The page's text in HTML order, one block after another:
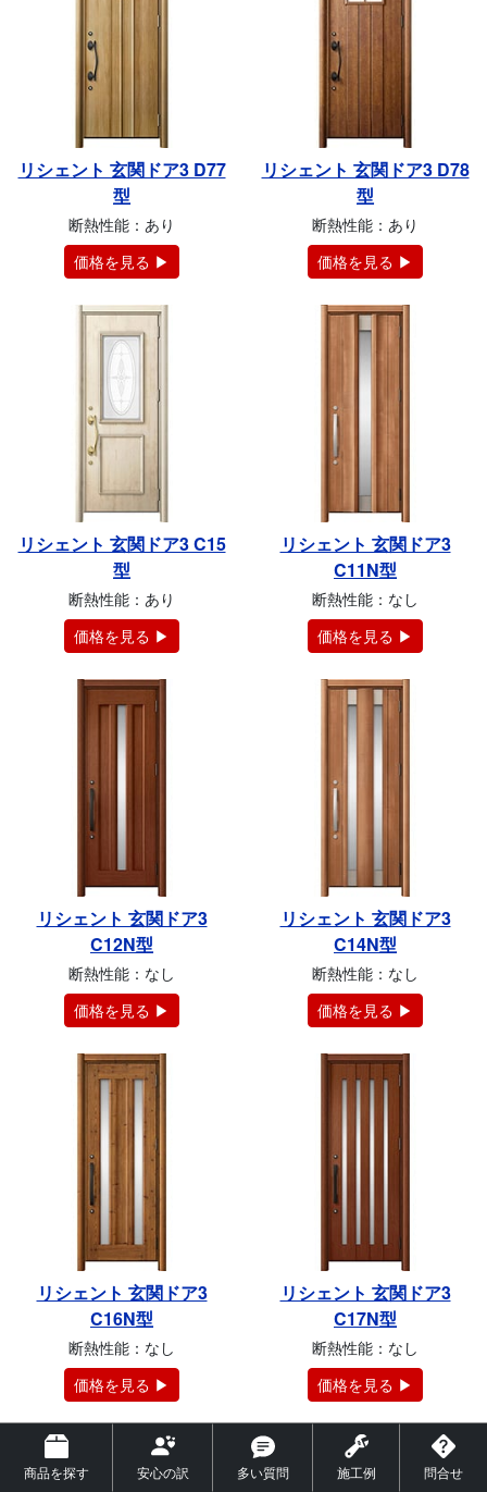
商品を探す 安心の訳 多い質問 施工例 問合せ
リシェント 玄関ドア3 D77
型
断熱性能：あり
価格を見る ▶
リシェント 玄関ドア3 D78
型
断熱性能：あり
価格を見る ▶
リシェント 玄関ドア3 C15
型
断熱性能：あり
価格を見る ▶
リシェント 玄関ドア3
C11N型
断熱性能：なし
価格を見る ▶
リシェント 玄関ドア3
C12N型
断熱性能：なし
価格を見る ▶
リシェント 玄関ドア3
C14N型
断熱性能：なし
価格を見る ▶
リシェント 玄関ドア3
C16N型
断熱性能：なし
価格を見る ▶
リシェント 玄関ドア3
C17N型
断熱性能：なし
価格を見る ▶